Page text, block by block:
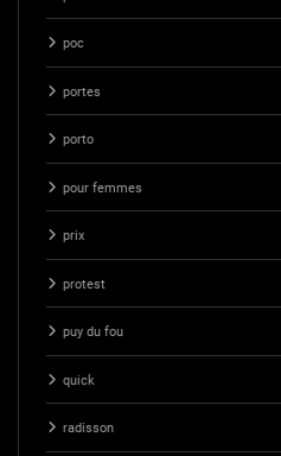
poc
portes
porto
pour femmes
prix
protest
puy du fou
quick
radisson